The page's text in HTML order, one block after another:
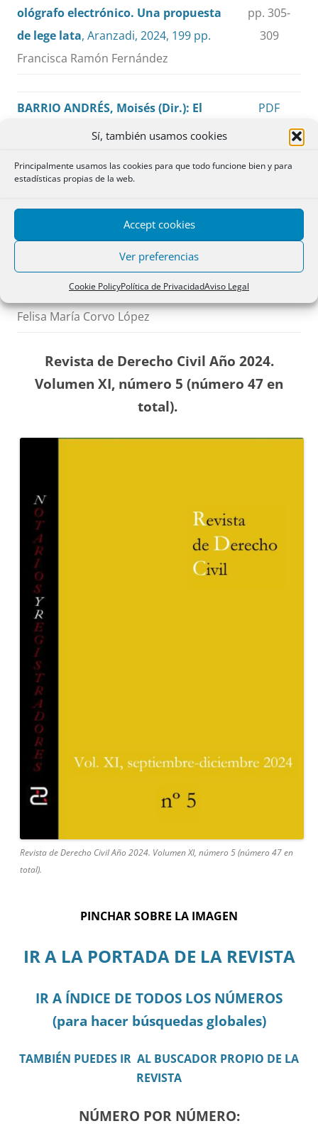
Sí, también usamos cookies
Principalmente usamos las cookies para que todo funcione bien y para
estadísticas propias de la web.
Accept cookies
Ver preferencias
Cookie PolicyPolítica de PrivacidadAviso Legal
ológrafo electrónico. Una propuesta
de lege lata, Aranzadi, 2024, 199 pp.
Francisca Ramón Fernández
pp. 305-
309
BARRIO ANDRÉS, Moisés (Dir.): El
Reglamento Europeo de Inteligencia
2024, 220 pp.
PDF
pp. 311-
TORRELLES TORREA, Esther: El derecho
al olvido oncológico,Madrid, Atelier,
2023, 227 pp.
Felisa María Corvo López
pp. 317-
Revista de Derecho Civil Año 2024.
Volumen XI, número 5 (número 47 en
total).
Revista de Derecho Civil Año 2024. Volumen XI, número 5 (número 47 en
total).
PINCHAR SOBRE LA IMAGEN
IR A LA PORTADA DE LA REVISTA
IR A ÍNDICE DE TODOS LOS NÚMEROS
(para hacer búsquedas globales)
TAMBIÉN PUEDES IR AL BUSCADOR PROPIO DE LA
REVISTA
NÚMERO POR NÚMERO: